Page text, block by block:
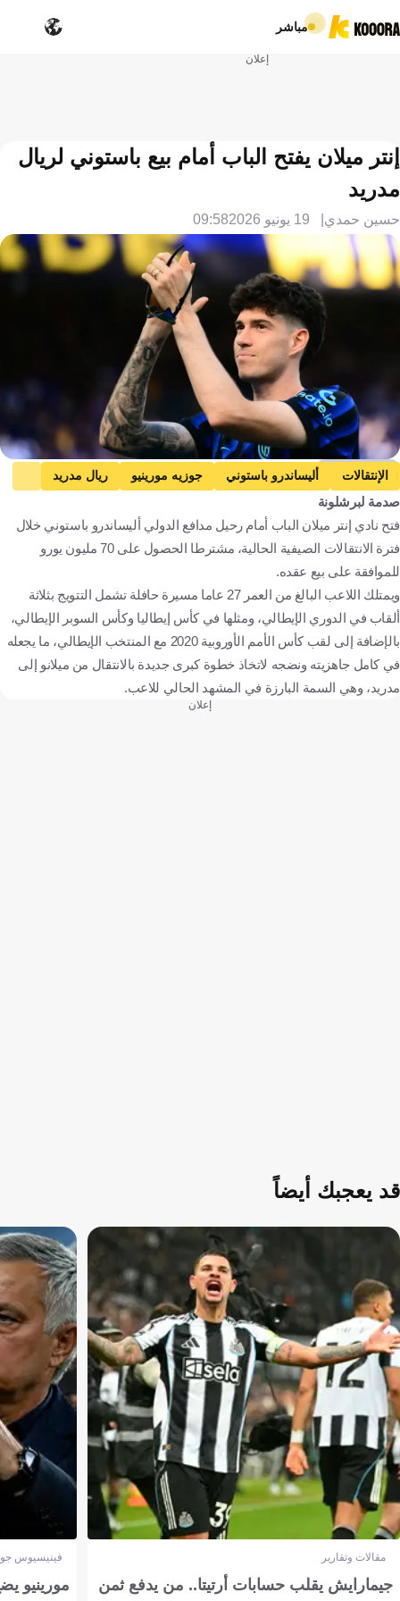
مباشر
إعلان
إنتر ميلان يفتح الباب أمام بيع باستوني لريال
مدريد
حسين حمدي 19 يونيو 2026 09:58
Getty Images
الإنتقالات أليساندرو باستوني جوزيه مورينيو
ريال مدريد
إنتر
إيطاليا
البرتغال إسبانيا كرة قدم
صدمة لبرشلونة
فتح نادي إنتر ميلان الباب أمام رحيل مدافع الدولي أليساندرو باستوني خلال
فترة الانتقالات الصيفية الحالية، مشترطا الحصول على 70 مليون يورو
للموافقة على بيع عقده.
ويمتلك اللاعب البالغ من العمر 27 عاما مسيرة حافلة تشمل التتويج بثلاثة
ألقاب في الدوري الإيطالي، ومثلها في كأس إيطاليا وكأس السوبر الإيطالي،
بالإضافة إلى لقب كأس الأمم الأوروبية 2020 مع المنتخب الإيطالي، ما يجعله
في كامل جاهزيته ونضجه لاتخاذ خطوة كبرى جديدة بالانتقال من ميلانو إلى
مدريد، وهي السمة البارزة في المشهد الحالي للاعب.
إعلان
قد يعجبك أيضاً
مقالات وتقارير
جيمارايش يقلب حسابات أرتيتا.. من يدفع ثمن
فينيسيوس
مورينيو